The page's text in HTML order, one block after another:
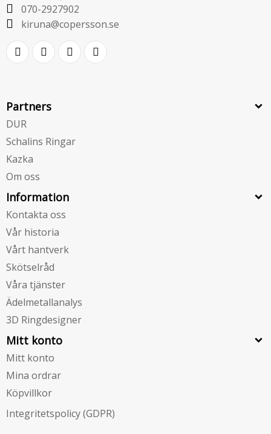
070-2927902
kiruna@copersson.se
Partners
DUR
Schalins Ringar
Kazka
Om oss
Information
Kontakta oss
Vår historia
Vårt hantverk
Skötselråd
Våra tjänster
Ädelmetallanalys
3D Ringdesigner
Mitt konto
Mitt konto
Mina ordrar
Köpvillkor
Integritetspolicy (GDPR)